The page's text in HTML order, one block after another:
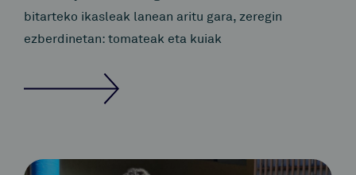
bitarteko ikasleak lanean aritu gara, zeregin
ezberdinetan: tomateak eta kuiak